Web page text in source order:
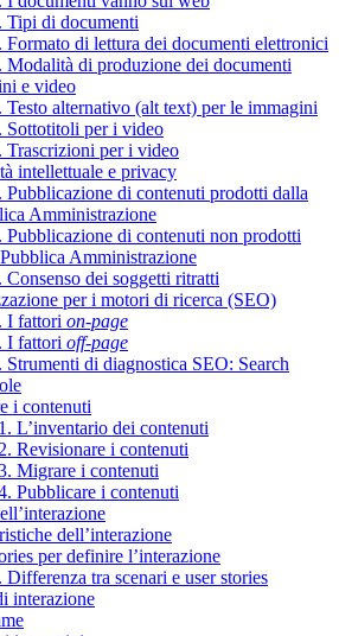
Tipi di documenti
Formato di lettura dei documenti elettronici
Modalità di produzione dei documenti
e video
Testo alternativo (alt text) per le immagini
Sottotitoli per i video
Trascrizioni per i video
intellettuale e privacy
Pubblicazione di contenuti prodotti dalla
Amministrazione
Pubblicazione di contenuti non prodotti
Amministrazione
Consenso dei soggetti ritratti
per i motori di ricerca (SEO)
I fattori on-page
I fattori off-page
Strumenti di diagnostica SEO: Search
i contenuti
L’inventario dei contenuti
Revisionare i contenuti
Migrare i contenuti
Pubblicare i contenuti
dell’interazione
per definire l’interazione
Differenza tra scenari e user stories
interazione